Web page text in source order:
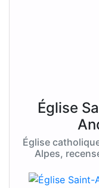
Église
Église
Alpes,